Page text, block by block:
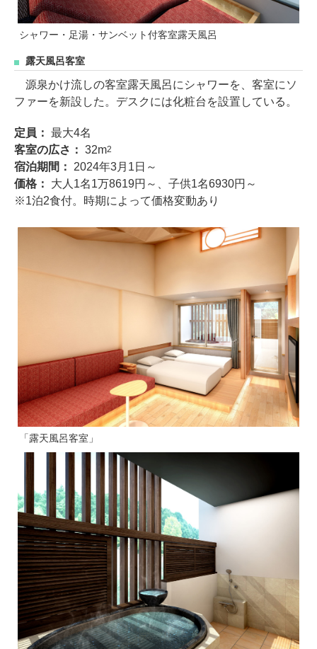
シャワー・足湯・サンベット付客室露天風呂
露天風呂客室
源泉かけ流しの客室露天風呂にシャワーを、客室にソ
ファーを新設した。デスクには化粧台を設置している。
定員： 最大4名
客室の広さ： 32m2
宿泊期間： 2024年3月1日～
価格： 大人1名1万8619円～、子供1名6930円～
※1泊2食付。時期によって価格変動あり
「露天風呂客室」